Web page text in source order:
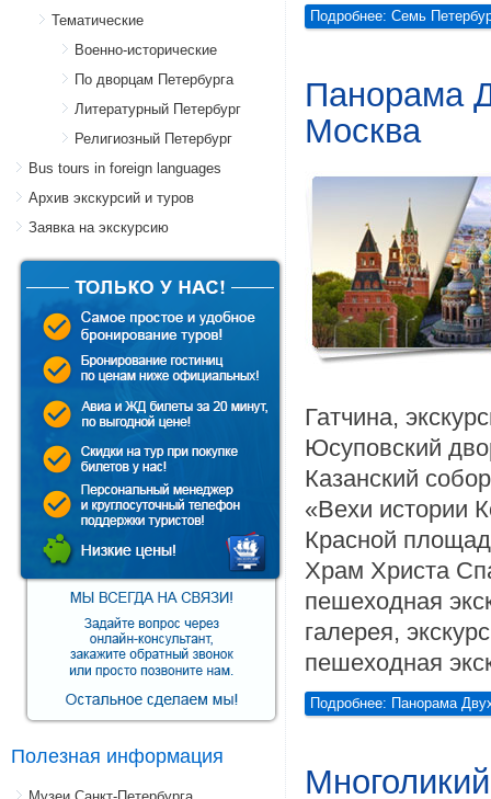
Тематические
Военно-исторические
По дворцам Петербурга
Литературный Петербург
Религиозный Петербург
Bus tours in foreign languages
Архив экскурсий и туров
Заявка на экскурсию
Полезная информация
Подробнее: Семь
Панорама
Москва
Гатчина,
Юсуповский
Казанский
«Вехи истории
Красной
Храм Христа
пешеходная
галерея,
пешеходная
Подробнее: Панорама